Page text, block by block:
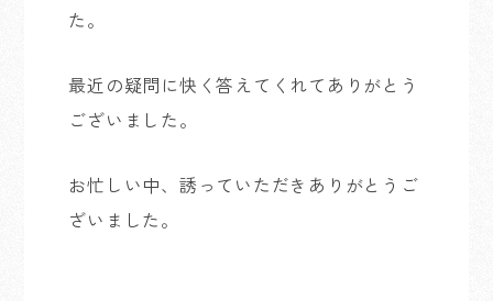
た。
最近の疑問に快く答えてくれてありがとう
ございました。
お忙しい中、誘っていただきありがとうご
ざいました。